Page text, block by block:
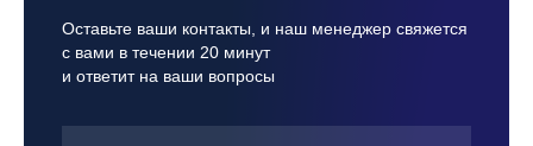
Оставьте ваши контакты, и наш менеджер свяжется
с вами в течении 20 минут
и ответит на ваши вопросы